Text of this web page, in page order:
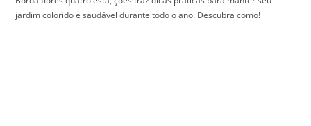
Glossário Completo do Cartão de Crédito: